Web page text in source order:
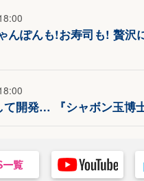
んぽんも!お寿司も! 贅沢
て開発… 『シャボン玉博